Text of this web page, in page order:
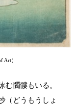
Art）
む髑髏もいる。
（どうもうしょ